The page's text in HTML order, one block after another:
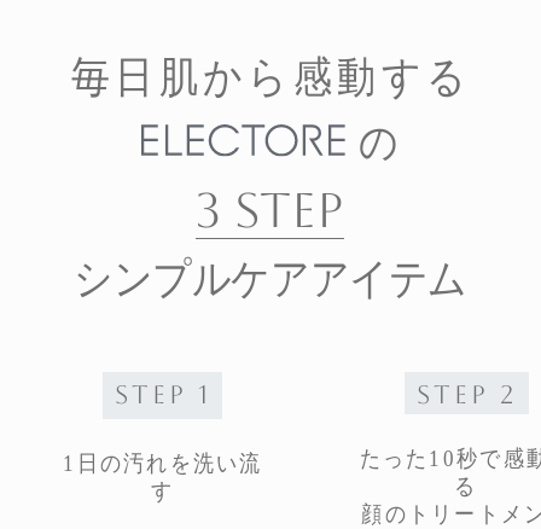
毎日肌から感動する
の
3 STEP
シンプルケアアイテム
STEP 1
1日の汚れを洗い流
す
STEP 2
たった10秒で感
る
顔のトリートメ